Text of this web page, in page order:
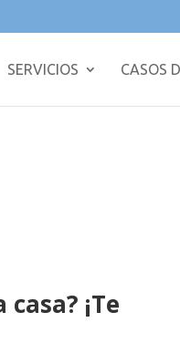
SERVICIOS CASOS
¡Te